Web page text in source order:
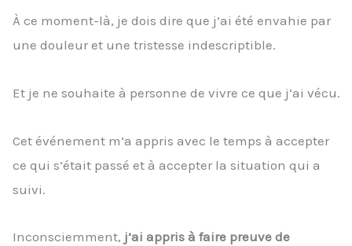
À ce moment-là, je dois dire que j’ai été envahie par
une douleur et une tristesse indescriptible.
Et je ne souhaite à personne de vivre ce que j’ai vécu.
Cet événement m’a appris avec le temps à accepter
ce qui s’était passé et à accepter la situation qui a
suivi.
Inconsciemment, j’ai appris à faire preuve de